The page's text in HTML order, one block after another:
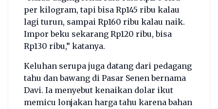
per kilogram, tapi bisa Rp145 ribu kalau
lagi turun, sampai Rp160 ribu kalau naik.
Impor beku sekarang Rp120 ribu, bisa
Rp130 ribu,” katanya.
Keluhan serupa juga datang dari pedagang
tahu dan bawang di Pasar Senen bernama
Davi. Ia menyebut kenaikan dolar ikut
memicu lonjakan harga tahu karena bahan